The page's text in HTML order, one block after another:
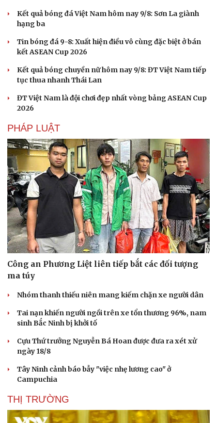
Văn hóa
Văn học
Âm nhạc
Thời trang
Kết quả bóng đá Việt Nam hôm nay 9/8: Sơn La giành
hạng ba
Tin bóng đá 9-8: Xuất hiện điều vô cùng đặc biệt ở bán
kết ASEAN Cup 2026
Kết quả bóng chuyền nữ hôm nay 9/8: ĐT Việt Nam tiếp
tục thua nhanh Thái Lan
ĐT Việt Nam là đội chơi đẹp nhất vòng bảng ASEAN Cup
2026
PHÁP LUẬT
Công an Phương Liệt liên tiếp bắt các đối tượng
ma túy
Nhóm thanh thiếu niên mang kiếm chặn xe người dân
Tai nạn khiến người ngồi trên xe tổn thương 96%, nam
sinh Bắc Ninh bị khởi tố
Cựu Thứ trưởng Nguyễn Bá Hoan được đưa ra xét xử
ngày 18/8
Tây Ninh cảnh báo bẫy "việc nhẹ lương cao" ở
Campuchia
THỊ TRƯỜNG